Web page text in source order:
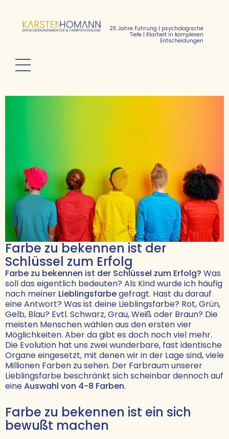
25 Jahre Führung | psychologische
Tiefe | Klarheit in komplexen
Entscheidungen
Farbe zu bekennen ist der
Schlüssel zum Erfolg
Farbe zu bekennen ist der Schlüssel zum Erfolg? Was
soll das eigentlich bedeuten? Als Kind wurde ich häufig
nach meiner Lieblingsfarbegefragt. Hast du darauf
eine Antwort? Was ist deine Lieblingsfarbe? Rot, Grün,
Gelb, Blau? Evtl. Schwarz, Grau, Weiß oder Braun? Die
meisten Menschen wählen aus den ersten vier
Möglichkeiten. Aber da gibt es doch noch viel mehr.
Die Evolution hat uns zwei wunderbare, fast identische
Organe eingesetzt, mit denen wir in der Lage sind, viele
Millionen Farben zu sehen. Der Farbraum unserer
Lieblingsfarbe beschränkt sich scheinbar dennoch auf
eineAuswahl von 4-8 Farben.
Farbe zu bekennen ist ein sich
bewußt machen